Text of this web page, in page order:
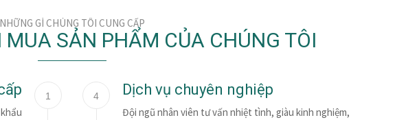
NHỮNG GÌ CHÚNG TÔI CUNG CẤP
MUA SẢN PHẨM CỦA CHÚNG TÔI
1 4 Dịch vụ chuyên nghiệp
Đội ngũ nhân viên tư vấn nhiệt tình, giàu kinh nghiệm,